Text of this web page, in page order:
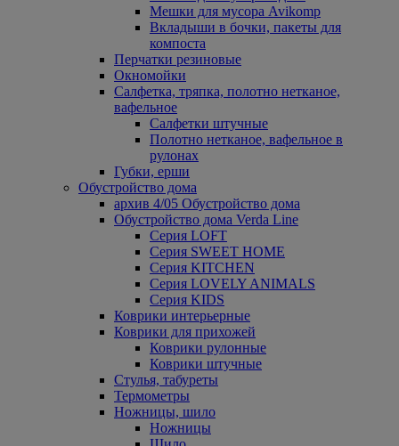
Мешки для мусора Avikomp
Вкладыши в бочки, пакеты для
компоста
Перчатки резиновые
Окномойки
Салфетка, тряпка, полотно нетканое,
вафельное
Салфетки штучные
Полотно нетканое, вафельное в
рулонах
Губки, ерши
Обустройство дома
архив 4/05 Обустройство дома
Обустройство дома Verda Line
Серия LOFT
Серия SWEET HOME
Серия KITCHEN
Серия LOVELY ANIMALS
Серия KIDS
Коврики интерьерные
Коврики для прихожей
Коврики рулонные
Коврики штучные
Стулья, табуреты
Термометры
Ножницы, шило
Ножницы